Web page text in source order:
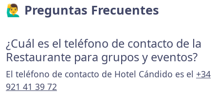
🙋‍♂️ Preguntas Frecuentes
¿Cuál es el teléfono de contacto de la
Restaurante para grupos y eventos?
El teléfono de contacto de Hotel Cándido es el +34
921 41 39 72